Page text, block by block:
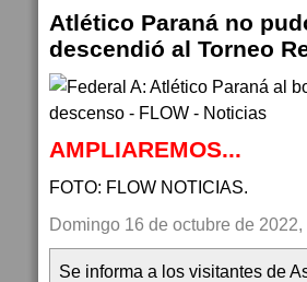
Atlético Paraná no
descendió al Torneo
AMPLIAREMOS...
FOTO: FLOW NOTICIAS.
Domingo 16 de octubre de 2022,
Se informa a los visitantes de